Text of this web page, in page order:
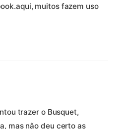
muitos fazem uso
trazer o Busquet,
mas não deu certo as